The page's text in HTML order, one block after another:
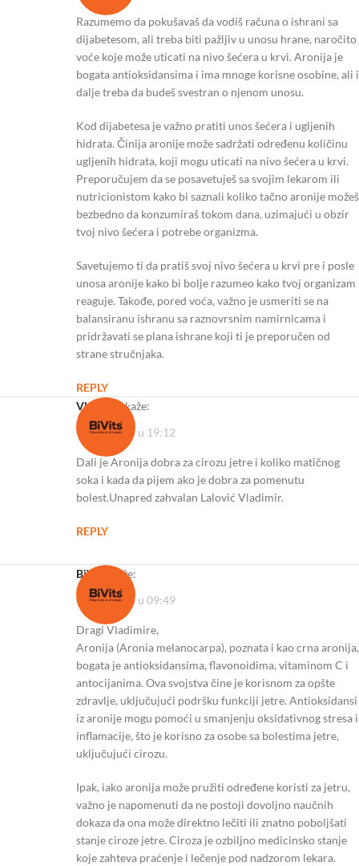
Razumemo da pokušavaš da vodiš računa o ishrani sa
dijabetesom, ali treba biti pažljiv u unosu hrane, naročito
voće koje može uticati na nivo šećera u krvi. Aronija je
bogata antioksidansima i ima mnoge korisne osobine, ali i
dalje treba da budeš svestran o njenom unosu.
Kod dijabetesa je važno pratiti unos šećera i ugljenih
hidrata. Činija aronije može sadržati određenu količinu
ugljenih hidrata, koji mogu uticati na nivo šećera u krvi.
Preporučujem da se posavetuješ sa svojim lekarom ili
nutricionistom kako bi saznali koliko tačno aronije možeš
bezbedno da konzumiraš tokom dana, uzimajući u obzir
tvoj nivo šećera i potrebe organizma.
Savetujemo ti da pratiš svoj nivo šećera u krvi pre i posle
unosa aronije kako bi bolje razumeo kako tvoj organizam
reaguje. Takođe, pored voća, važno je usmeriti se na
balansiranu ishranu sa raznovrsnim namirnicama i
pridržavati se plana ishrane koji ti je preporučen od
strane stručnjaka.
REPLY
Vladimir kaže:
01/08/2024 u 19:12
Dali je Aronija dobra za cirozu jetre i koliko matičnog
soka i kada da pijem ako je dobra za pomenutu
bolest.Unapred zahvalan Lalović Vladimir.
REPLY
BiVits
kaže:
05/08/2024 u 09:49
Dragi Vladimire,
Aronija (Aronia melanocarpa), poznata i kao crna aronija,
bogata je antioksidansima, flavonoidima, vitaminom C i
antocijanima. Ova svojstva čine je korisnom za opšte
zdravlje, uključujući podršku funkciji jetre. Antioksidansi
iz aronije mogu pomoći u smanjenju oksidativnog stresa i
inflamacije, što je korisno za osobe sa bolestima jetre,
uključujući cirozu.
Ipak, iako aronija može pružiti određene koristi za jetru,
važno je napomenuti da ne postoji dovoljno naučnih
dokaza da ona može direktno lečiti ili znatno poboljšati
stanje ciroze jetre. Ciroza je ozbiljno medicinsko stanje
koje zahteva praćenje i lečenje pod nadzorom lekara.